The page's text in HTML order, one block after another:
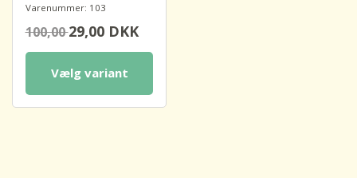
Varenummer: 103
100,0029,00 DKK
Vælg variant